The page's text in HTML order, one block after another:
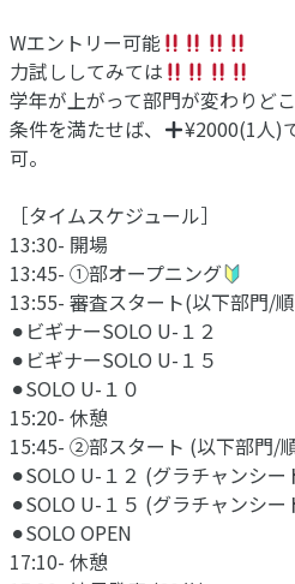
Wエントリー可能
力試ししてみては
学年が上がって部門が変わりど
条件を満たせば、
¥2000(1人)
可。
［タイムスケジュール］
13:30- 開場
13:45- ①部オープニング
13:55- 審査スタート(以下部門/
⚫︎ビギナーSOLO U-１２
⚫︎ビギナーSOLO U-１５
⚫︎SOLO U-１０
15:20- 休憩
15:45- ②部スタート (以下部門/
⚫︎SOLO U-１２ (グラチャンシー
⚫︎SOLO U-１５ (グラチャンシー
⚫︎SOLO OPEN
17:10- 休憩